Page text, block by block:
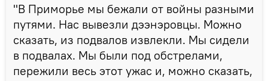
"В Приморье мы бежали от войны разными
путями. Нас вывезли дээнэровцы. Можно
сказать, из подвалов извлекли. Мы сидели
в подвалах. Мы были под обстрелами,
пережили весь этот ужас и, можно сказать,